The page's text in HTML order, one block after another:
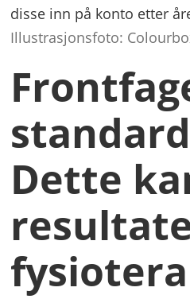
disse inn på konto etter
Illustrasjonsfoto:
Dette